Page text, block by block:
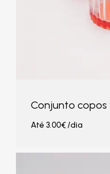
Conjunto copos
Até 3.00€/dia